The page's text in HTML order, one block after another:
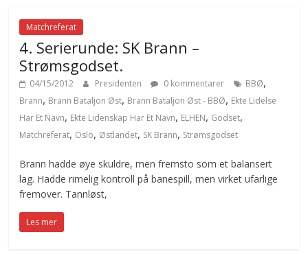
Matchreferat
4. Serierunde: SK Brann –
Strømsgodset.
04/15/2012 Presidenten 0 kommentarer BBØ,
Brann, Brann Bataljon Øst, Brann Bataljon Øst - BBØ, Ekte Lidelse
Har Et Navn, Ekte Lidenskap Har Et Navn, ELHEN, Godset,
Matchreferat, Oslo, Østlandet, SK Brann, Strømsgodset
Brann hadde øye skuldre, men fremsto som et balansert
lag. Hadde rimelig kontroll på banespill, men virket ufarlige
fremover. Tannløst,
Les mer